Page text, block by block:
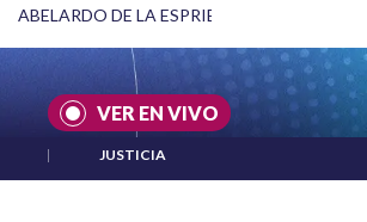
ABELARDO DE LA ESPRIELLA Y DMG
VER EN VIVO
| JUSTICIA